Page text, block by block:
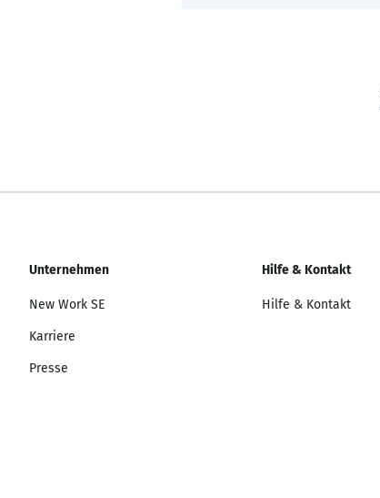
Unternehmen
New Work SE
Karriere
Presse
Hilfe & Kontakt
Hilfe & Kontakt